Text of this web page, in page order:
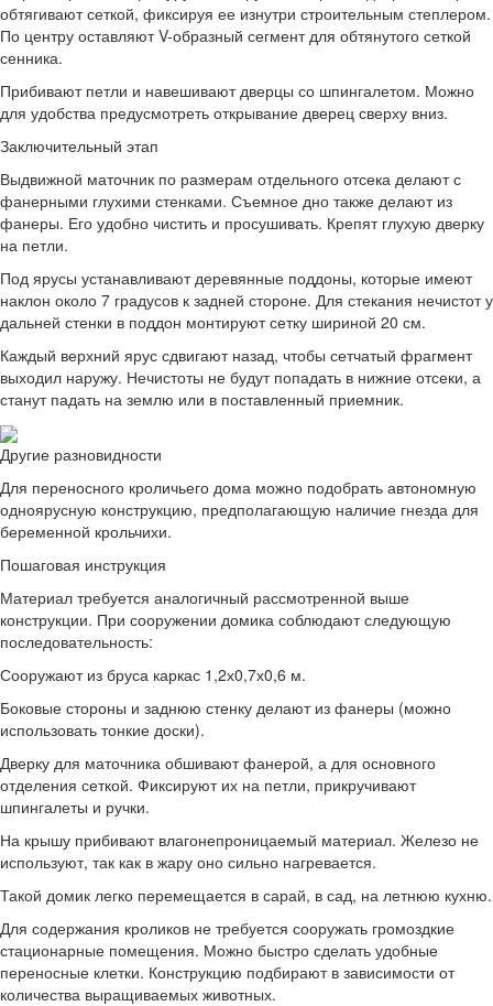
обтягивают сеткой, фиксируя ее изнутри строительным степлером.
По центру оставляют V-образный сегмент для обтянутого сеткой
сенника.
Прибивают петли и навешивают дверцы со шпингалетом. Можно
для удобства предусмотреть открывание дверец сверху вниз.
Заключительный этап
Выдвижной маточник по размерам отдельного отсека делают с
фанерными глухими стенками. Съемное дно также делают из
фанеры. Его удобно чистить и просушивать. Крепят глухую дверку
на петли.
Под ярусы устанавливают деревянные поддоны, которые имеют
наклон около 7 градусов к задней стороне. Для стекания нечистот у
дальней стенки в поддон монтируют сетку шириной 20 см.
Каждый верхний ярус сдвигают назад, чтобы сетчатый фрагмент
выходил наружу. Нечистоты не будут попадать в нижние отсеки, а
станут падать на землю или в поставленный приемник.
Другие разновидности
Для переносного кроличьего дома можно подобрать автономную
одноярусную конструкцию, предполагающую наличие гнезда для
беременной крольчихи.
Пошаговая инструкция
Материал требуется аналогичный рассмотренной выше
конструкции. При сооружении домика соблюдают следующую
последовательность:
Сооружают из бруса каркас 1,2х0,7х0,6 м.
Боковые стороны и заднюю стенку делают из фанеры (можно
использовать тонкие доски).
Дверку для маточника обшивают фанерой, а для основного
отделения сеткой. Фиксируют их на петли, прикручивают
шпингалеты и ручки.
На крышу прибивают влагонепроницаемый материал. Железо не
используют, так как в жару оно сильно нагревается.
Такой домик легко перемещается в сарай, в сад, на летнюю кухню.
Для содержания кроликов не требуется сооружать громоздкие
стационарные помещения. Можно быстро сделать удобные
переносные клетки. Конструкцию подбирают в зависимости от
количества выращиваемых животных.